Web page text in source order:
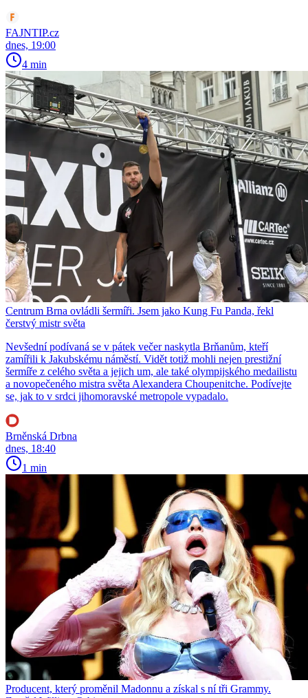
FAJNTIP.cz
dnes, 19:00
4 min
Centrum Brna ovládli šermíři. Jsem jako Kung Fu Panda, řekl
čerstvý mistr světa
Nevšední podívaná se v pátek večer naskytla Brňanům, kteří
zamířili k Jakubskému náměstí. Vidět totiž mohli nejen prestižní
šermíře z celého světa a jejich um, ale také olympijského medailistu
a novopečeného mistra světa Alexandera Choupenitche. Podívejte
se, jak to v srdci jihomoravské metropole vypadalo.
Brněnská Drbna
dnes, 18:40
1 min
Producent, který proměnil Madonnu a získal s ní tři Grammy.